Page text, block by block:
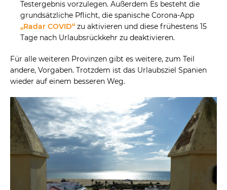
Testergebnis vorzulegen. Außerdem Es besteht die
grundsätzliche Pflicht, die spanische Corona-App
„Radar COVID“ zu aktivieren und diese frühestens 15
Tage nach Urlaubsrückkehr zu deaktivieren.
Für alle weiteren Provinzen gibt es weitere, zum Teil
andere, Vorgaben. Trotzdem ist das Urlaubsziel Spanien
wieder auf einem besseren Weg.